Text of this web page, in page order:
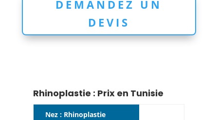
DEMANDEZ UN
DEVIS
Rhinoplastie : Prix en Tunisie
Nez : Rhinoplastie